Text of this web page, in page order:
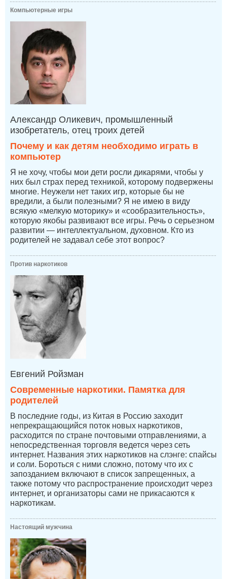
Компьютерные игры
Александр Оликевич, промышленный
изобретатель, отец троих детей
Почему и как детям необходимо играть в
компьютер
Я не хочу, чтобы мои дети росли дикарями, чтобы у
них был страх перед техникой, которому подвержены
многие. Неужели нет таких игр, которые бы не
вредили, а были полезными? Я не имею в виду
всякую «мелкую моторику» и «сообразительность»,
которую якобы развивают все игры. Речь о серьезном
развитии — интеллектуальном, духовном. Кто из
родителей не задавал себе этот вопрос?
Против наркотиков
Евгений Ройзман
Современные наркотики. Памятка для
родителей
В последние годы, из Китая в Россию заходит
непрекращающийся поток новых наркотиков,
расходится по стране почтовыми отправлениями, а
непосредственная торговля ведется через сеть
интернет. Названия этих наркотиков на слэнге: спайсы
и соли. Бороться с ними сложно, потому что их с
запозданием включают в список запрещенных, а
также потому что распространение происходит через
интернет, и организаторы сами не прикасаются к
наркотикам.
Настоящий мужчина